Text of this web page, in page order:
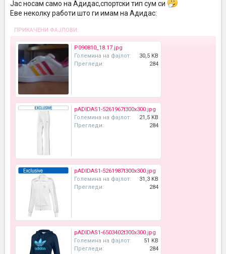
Јас носам само на Адидас,спортски тип сум си
Еве неколку работи што ги имам на Адидас:
ПРИКАЧЕНИ ФАЈЛОВИ:
P090810_18.17.jpg
Големина на фајлот:
30,5 KB
Прегледи:
284
pADIDAS1-5261967t300x300.jpg
Големина на фајлот:
21,5 KB
Прегледи:
284
pADIDAS1-5261987t300x300.jpg
Големина на фајлот:
31,3 KB
Прегледи:
284
pADIDAS1-6503402t300x300.jpg
Големина на фајлот:
51 KB
Прегледи:
284